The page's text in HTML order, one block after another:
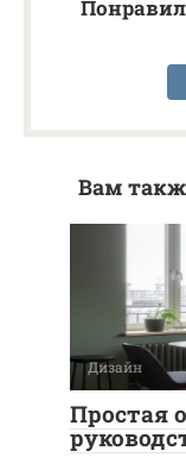
Вам
Дизайн
Простая